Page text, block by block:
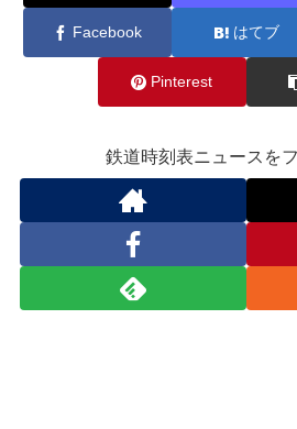
Facebook はてブ
Pinterest
鉄道時刻表ニュースを